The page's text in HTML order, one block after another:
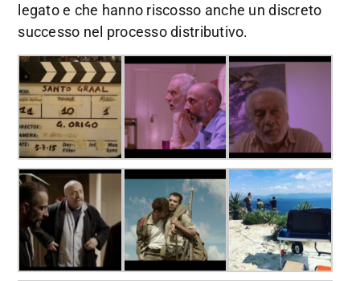
legato e che hanno riscosso anche un discreto
successo nel processo distributivo.